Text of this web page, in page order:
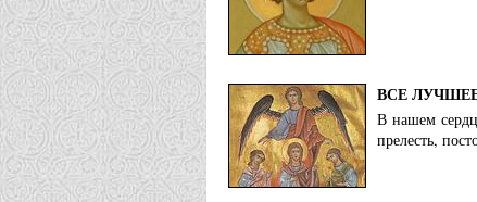
ВСЕ
В нашем
прелесть,